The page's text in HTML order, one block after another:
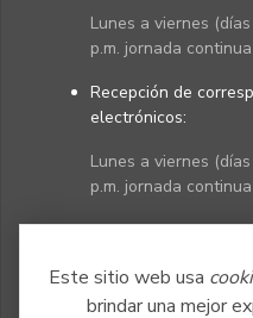
Este sitio web usa
brindar una mejor
Lunes a viernes
p.m. jornada continua
Recepción de
electrónicos:
Lunes a viernes
p.m. jornada continua